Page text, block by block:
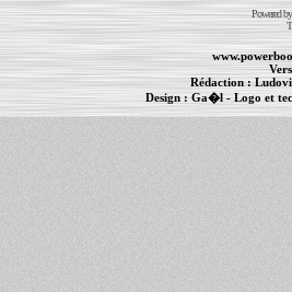
Powered
Rédaction :
Design : Ga�l- Logo et